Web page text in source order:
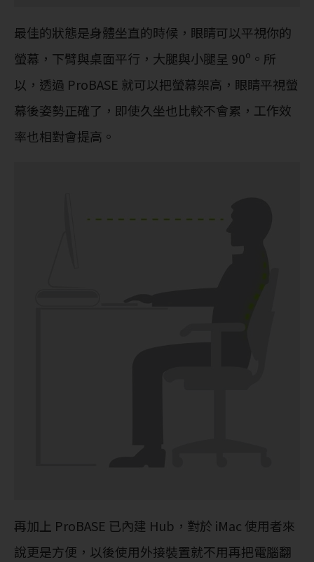
最佳的狀態是身體坐直的時候，眼睛可以平視你的
螢幕，下臂與桌面平行，大腿與小腿呈 90º。所
以，透過 ProBASE 就可以把螢幕架高，眼睛平視螢
幕後姿勢正確了，即使久坐也比較不會累，工作效
率也相對會提高。
再加上 ProBASE 已內建 Hub，對於 iMac 使用者來
說更是方便，以後使用外接裝置就不用再把電腦翻